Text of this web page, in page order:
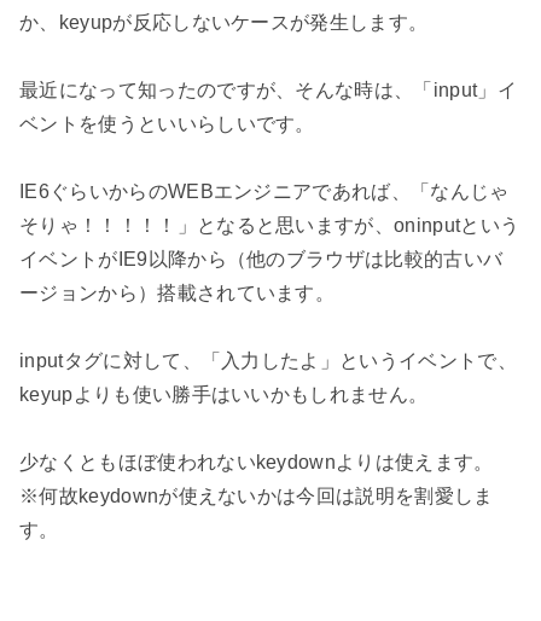
か、keyupが反応しないケースが発生します。
最近になって知ったのですが、そんな時は、「input」イ
ベントを使うといいらしいです。
IE6ぐらいからのWEBエンジニアであれば、「なんじゃ
そりゃ！！！！！」となると思いますが、oninputという
イベントがIE9以降から（他のブラウザは比較的古いバ
ージョンから）搭載されています。
inputタグに対して、「入力したよ」というイベントで、
keyupよりも使い勝手はいいかもしれません。
少なくともほぼ使われないkeydownよりは使えます。
※何故keydownが使えないかは今回は説明を割愛しま
す。